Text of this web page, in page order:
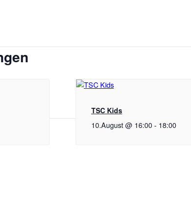
TSC Kids
10.August @ 16:00- 18:00